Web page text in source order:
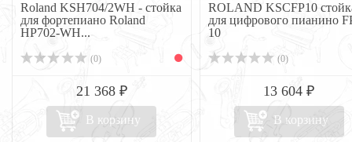
Roland KSH704/2WH - стойка
для фортепиано Roland
HP702-WH...
(0)
21 368 ₽
В корзину
ROLAND KSCFP10
для цифрового пианино
10
(0)
13 604 ₽
В корзину